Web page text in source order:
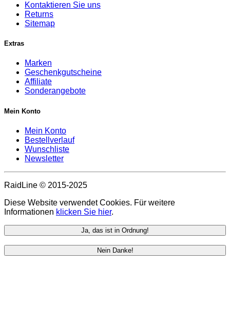
Kontaktieren Sie uns
Returns
Sitemap
Extras
Marken
Geschenkgutscheine
Affiliate
Sonderangebote
Mein Konto
Mein Konto
Bestellverlauf
Wunschliste
Newsletter
RaidLine © 2015-2025
Diese Website verwendet Cookies. Für weitere
Informationen klicken Sie hier.
Ja, das ist in Ordnung!
Nein Danke!